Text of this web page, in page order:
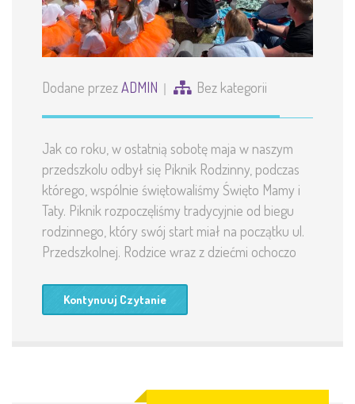
Dodane przezADMIN Bez kategorii
Jak co roku, w ostatnią sobotę maja w naszym
przedszkolu odbył się Piknik Rodzinny, podczas
którego, wspólnie świętowaliśmy Święto Mamy i
Taty. Piknik rozpoczęliśmy tradycyjnie od biegu
rodzinnego, który swój start miał na początku ul.
Przedszkolnej. Rodzice wraz z dziećmi ochoczo
Kontynuuj Czytanie